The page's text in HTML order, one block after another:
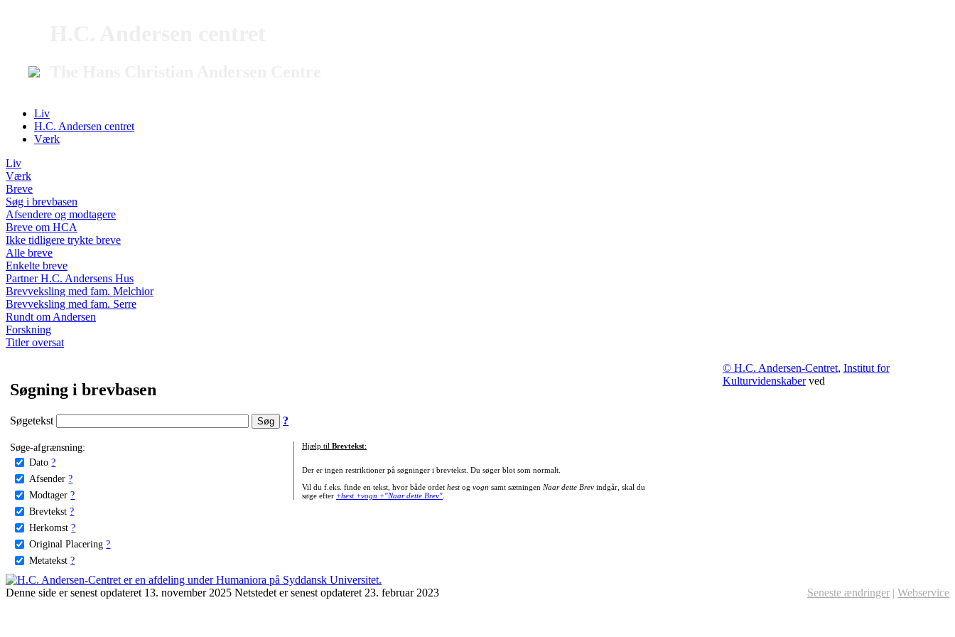
Liv
H.C. Andersen centret
Værk
Liv
Værk
Breve
Søg i brevbasen
Afsendere og modtagere
Breve om HCA
Ikke tidligere trykte breve
Alle breve
Enkelte breve
Partner H.C. Andersens Hus
Brevveksling med fam. Melchior
Brevveksling med fam. Serre
Rundt om Andersen
Forskning
Titler oversat
Søgning i brevbasen
Søgetekst ?
Søge-afgrænsning:
Dato ?
Afsender ?
Modtager ?
Brevtekst ?
Herkomst ?
Original Placering ?
Metatekst ?
Hjælp til Brevtekst:
Der er ingen restriktioner på søgninger i brevtekst. Du søger blot som normalt.
Vil du f.eks. finde en tekst, hvor både ordet hestog vogn samt sætningen Naar dette Brevindgår, skal du
søge efter +hest +vogn +"Naar dette Brev".
© H.C. Andersen-Centret, Institut for
Kulturvidenskaberved
Denne side er senest opdateret 13. november 2025 Netstedet er senest opdateret 23. februar 2023 Seneste ændringer | Webservice